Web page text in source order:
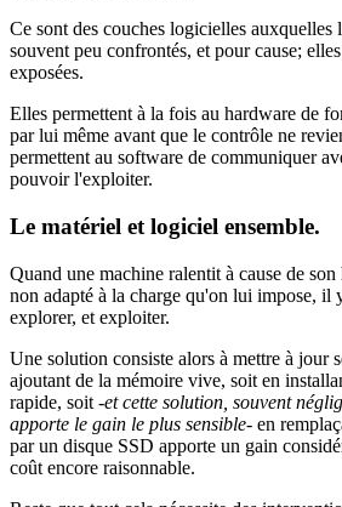
Ce sont des couches logicielles auxquelles
souvent peu confrontés, et pour cause;
exposées.
Elles permettent à la fois au hardware de
par lui même avant que le contrôle ne
permettent au software de communiquer
pouvoir l'exploiter.
Le matériel et logiciel ensemble.
Quand une machine ralentit à cause de
non adapté à la charge qu'on lui impose, il
explorer, et exploiter.
Une solution consiste alors à mettre à jour
ajoutant de la mémoire vive, soit en
rapide, soit -et cette solution, souvent
apporte le gain le plus sensible- en
par un disque SSD apporte un gain
coût encore raisonnable.